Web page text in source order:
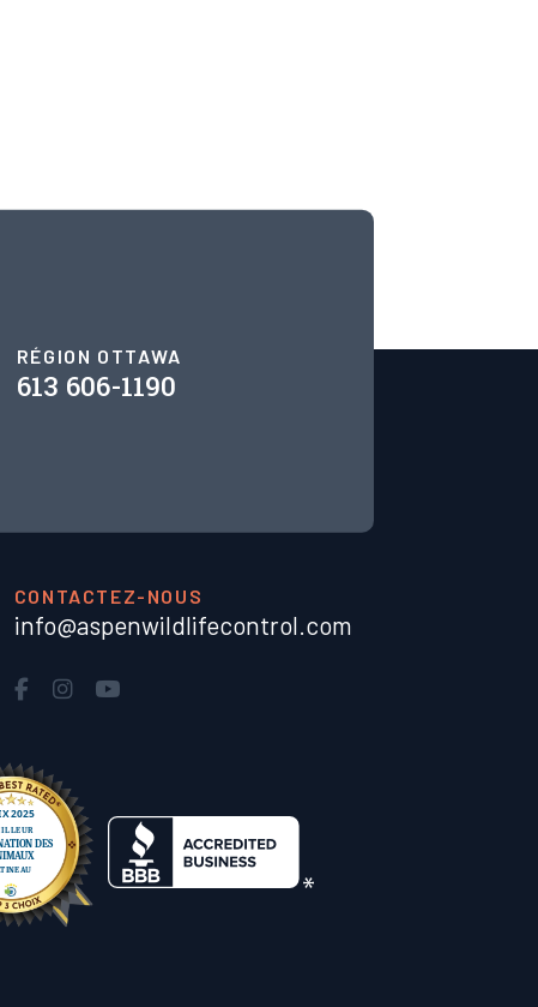
RÉGION OTTAWA
613 606-1190
CONTACTEZ-NOUS
info@aspenwildlifecontrol.com